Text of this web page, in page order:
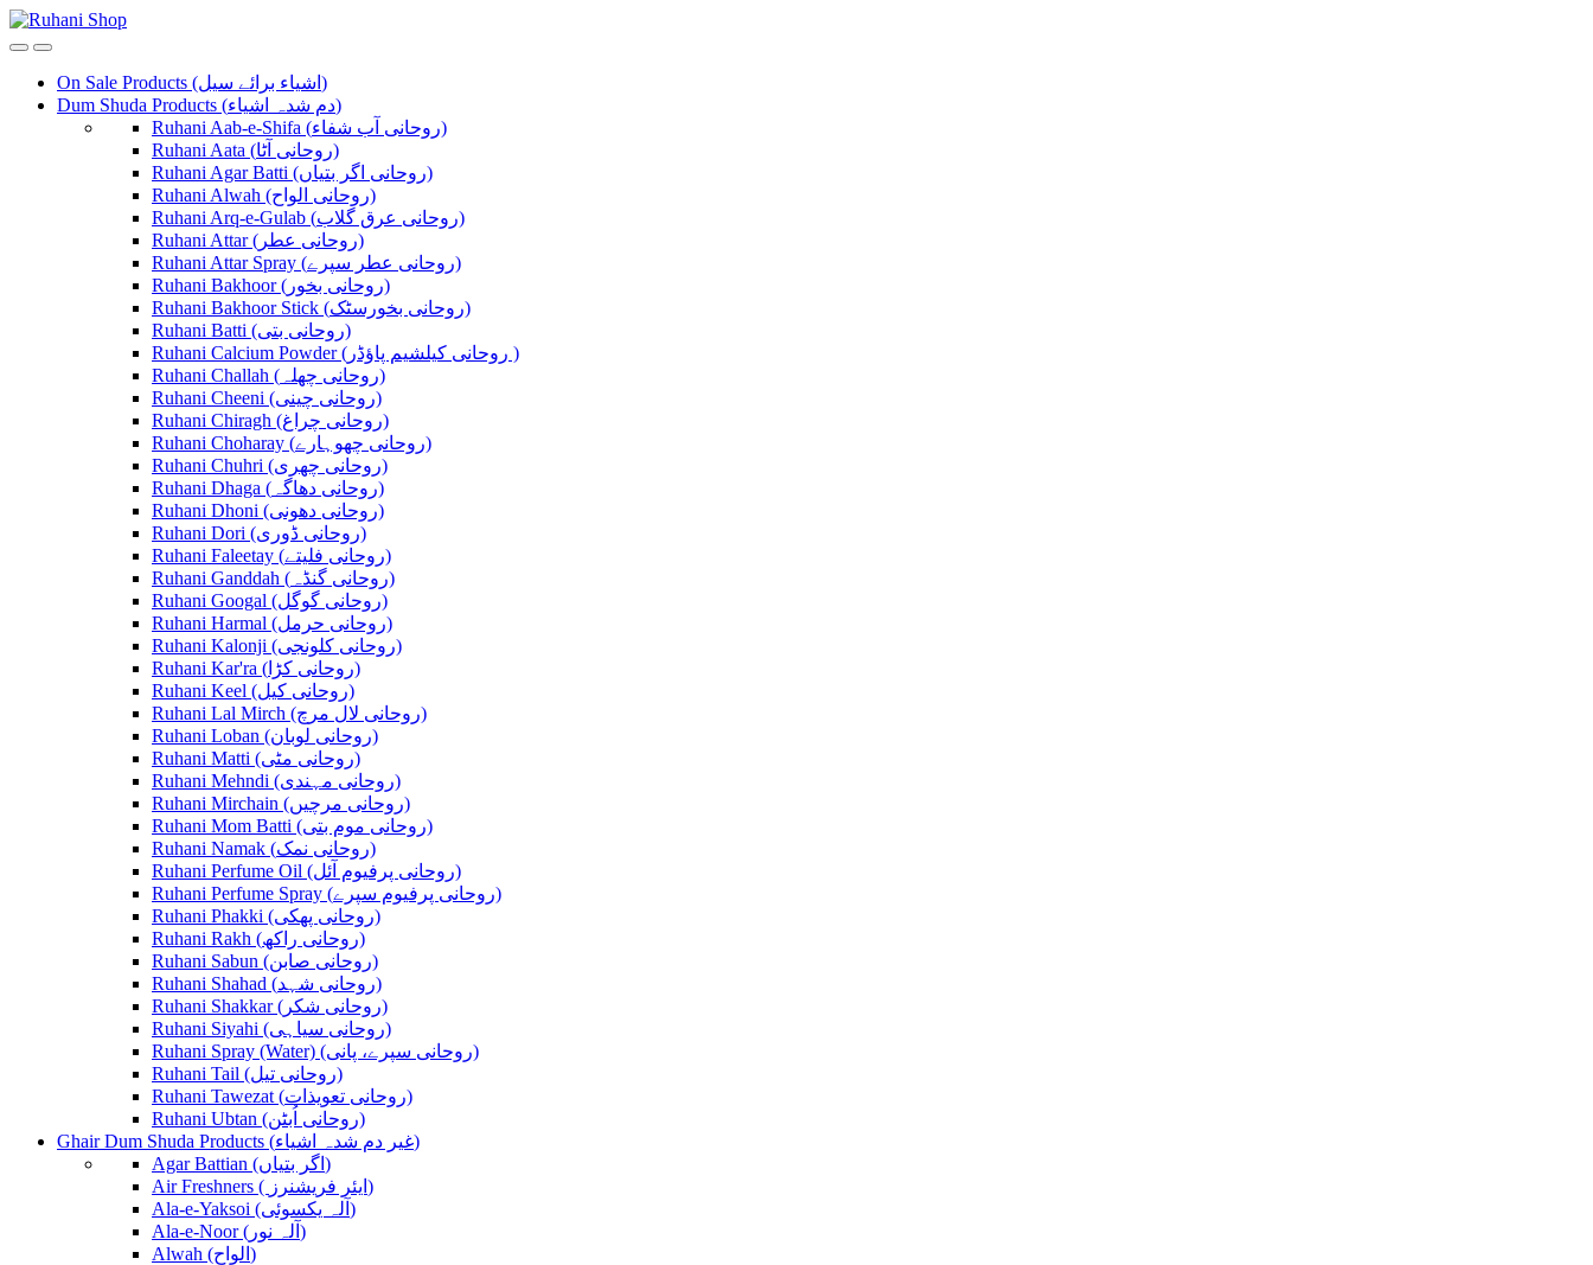
Skip
to
Skip
to
On Sale Products (اشیاء برائے سیل)
Dum Shuda Products (دم شدہ اشیاء)
Ruhani Aab-e-Shifa (روحانی آب شفاء)
Ruhani Aata (روحانی آٹا)
Ruhani Agar Batti (روحانی اگر بتیاں)
Ruhani Alwah (روحانی الواح)
Ruhani Arq-e-Gulab (روحانی عرق گلاب)
Ruhani Attar (روحانی عطر)
Ruhani Attar Spray (روحانی عطر سپرے)
Ruhani Bakhoor (روحانی بخور)
Ruhani Bakhoor Stick (روحانی بخورسٹک)
Ruhani Batti (روحانی بتی)
Ruhani Calcium Powder (روحانی کیلشیم پاؤڈر )
Ruhani Challah (روحانی چھلہ)
Ruhani Cheeni (روحانی چینی)
Ruhani Chiragh (روحانی چراغ)
Ruhani Choharay (روحانی چھوہارے)
Ruhani Chuhri (روحانی چھری)
Ruhani Dhaga (روحانی دھاگہ)
Ruhani Dhoni (روحانی دھونی)
Ruhani Dori (روحانی ڈوری)
Ruhani Faleetay (روحانی فلیتے)
Ruhani Ganddah (روحانی گنڈہ)
Ruhani Googal (روحانی گوگل)
Ruhani Harmal (روحانی حرمل)
Ruhani Kalonji (روحانی کلونجی)
Ruhani Kar'ra (روحانی کڑا)
Ruhani Keel (روحانی کیل)
Ruhani Lal Mirch (روحانی لال مرچ)
Ruhani Loban (روحانی لوبان)
Ruhani Matti (روحانی مٹی)
Ruhani Mehndi (روحانی مہندی)
Ruhani Mirchain (روحانی مرچیں)
Ruhani Mom Batti (روحانی موم بتی)
Ruhani Namak (روحانی نمک)
Ruhani Perfume Oil (روحانی پرفیوم آئل)
Ruhani Perfume Spray (روحانی پرفیوم سپرے)
Ruhani Phakki (روحانی پھکی)
Ruhani Rakh (روحانی راکھ)
Ruhani Sabun (روحانی صابن)
Ruhani Shahad (روحانی شہد)
Ruhani Shakkar (روحانی شکر)
Ruhani Siyahi (روحانی سیاہی)
Ruhani Spray (Water) (روحانی سپرے، پانی)
Ruhani Tail (روحانی تیل)
Ruhani Tawezat (روحانی تعویذات)
Ruhani Ubtan (روحانی اُبٹن)
Ghair Dum Shuda Products (غیر دم شدہ اشیاء)
Agar Battian (اگر بتیاں)
Air Freshners ( ایئر فریشنرز)
Ala-e-Yaksoi (آلہ یکسوئی)
Ala-e-Noor (آلہ نور)
Alwah (الواح)